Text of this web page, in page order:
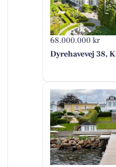
68.000.000 kr
Dyrehavevej 38,